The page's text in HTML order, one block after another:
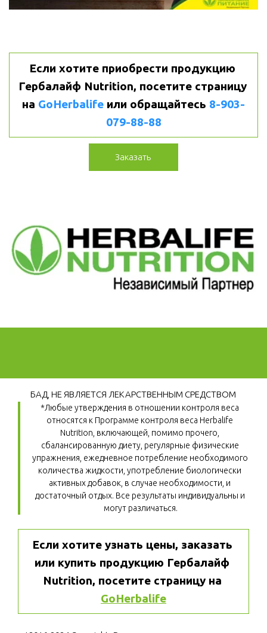
Если хотите приобрести продукцию
Гербалайф Nutrition, посетите страницу
на GoHerbalife или обращайтесь 8-903-
079-88-88
Заказать
БАД, НЕ ЯВЛЯЕТСЯ ЛЕКАРСТВЕННЫМ СРЕДСТВОМ
*Любые утверждения в отношении контроля веса
относятся к Программе контроля веса Herbalife
Nutrition, включающей, помимо прочего,
сбалансированную диету, регулярные физические
упражнения, ежедневное потребление необходимого
количества жидкости, употребление биологически
активных добавок, в случае необходимости, и
достаточный отдых. Все результаты индивидуальны и
могут различаться.
Если хотите узнать цены, заказать
или купить продукцию Гербалайф
GoHerbalife